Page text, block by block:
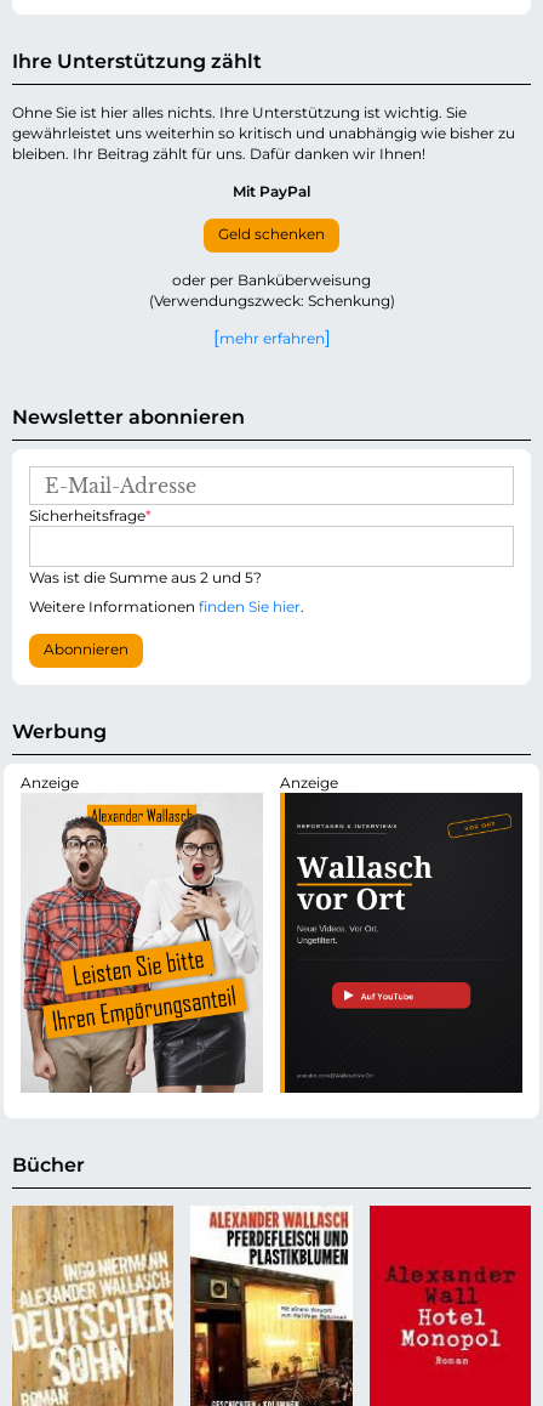
Ihre Unterstützung zählt
Ohne Sie ist hier alles nichts. Ihre Unterstützung ist wichtig. Sie
gewährleistet uns weiterhin so kritisch und unabhängig wie bisher zu
bleiben. Ihr Beitrag zählt für uns. Dafür danken wir Ihnen!
Mit PayPal
Geld schenken
oder per Banküberweisung
(Verwendungszweck: Schenkung)
mehr erfahren
Newsletter abonnieren
M
l
-
d
r
s
e
P
i
h
t
f
d
Sicherheitsfrage*
Was ist die Summe aus 2 und 5?
Weitere Informationen finden Sie hier.
Abonnieren
Werbung
Bücher